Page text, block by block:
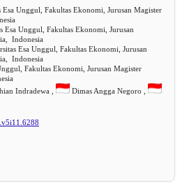
Unggul, Fakultas Ekonomi, Jurusan Magister
Unggul, Fakultas Ekonomi, Jurusan
Indonesia
Esa Unggul, Fakultas Ekonomi, Jurusan
Indonesia
Fakultas Ekonomi, Jurusan Magister
Indradewa ,
Dimas Angga Negoro ,